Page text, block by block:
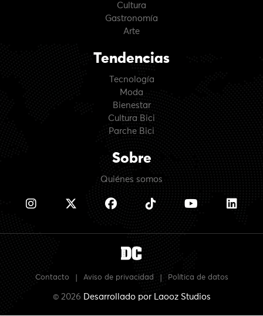
Cultura
Gastronomía
Arte
Tendencias
Tecnología
Moda
Bienestar
Cultura Bici
Parche Bici
Sobre
Quiénes somos
Contacto Aviso de privacidad Política de datos
© 2026 Desarrollado por Laooz Studios